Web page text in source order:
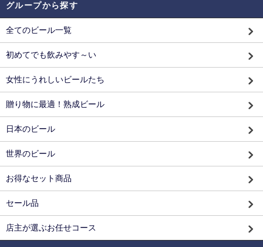
グループから探す
全てのビール一覧
初めてでも飲みやす～い
女性にうれしいビールたち
贈り物に最適！熟成ビール
日本のビール
世界のビール
お得なセット商品
セール品
店主が選ぶお任せコース